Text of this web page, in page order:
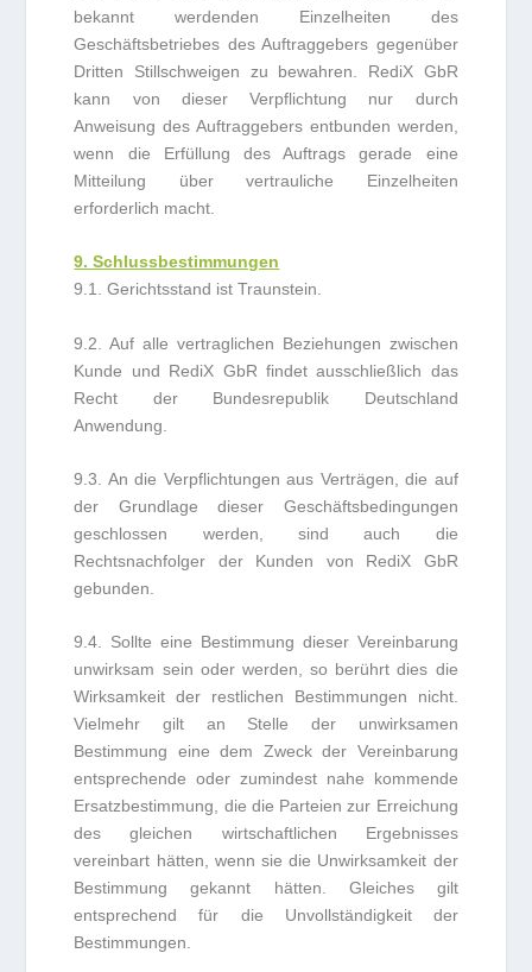
bekannt werdenden Einzelheiten des
Geschäftsbetriebes des Auftraggebers gegenüber
Dritten Stillschweigen zu bewahren. RediX GbR
kann von dieser Verpflichtung nur durch
Anweisung des Auftraggebers entbunden werden,
wenn die Erfüllung des Auftrags gerade eine
Mitteilung über vertrauliche Einzelheiten
erforderlich macht.
9. Schlussbestimmungen
9.1. Gerichtsstand ist Traunstein.
9.2. Auf alle vertraglichen Beziehungen zwischen
Kunde und RediX GbR findet ausschließlich das
Recht der Bundesrepublik Deutschland
Anwendung.
9.3. An die Verpflichtungen aus Verträgen, die auf
der Grundlage dieser Geschäftsbedingungen
geschlossen werden, sind auch die
Rechtsnachfolger der Kunden von RediX GbR
gebunden.
9.4. Sollte eine Bestimmung dieser Vereinbarung
unwirksam sein oder werden, so berührt dies die
Wirksamkeit der restlichen Bestimmungen nicht.
Vielmehr gilt an Stelle der unwirksamen
Bestimmung eine dem Zweck der Vereinbarung
entsprechende oder zumindest nahe kommende
Ersatzbestimmung, die die Parteien zur Erreichung
des gleichen wirtschaftlichen Ergebnisses
vereinbart hätten, wenn sie die Unwirksamkeit der
Bestimmung gekannt hätten. Gleiches gilt
entsprechend für die Unvollständigkeit der
Bestimmungen.